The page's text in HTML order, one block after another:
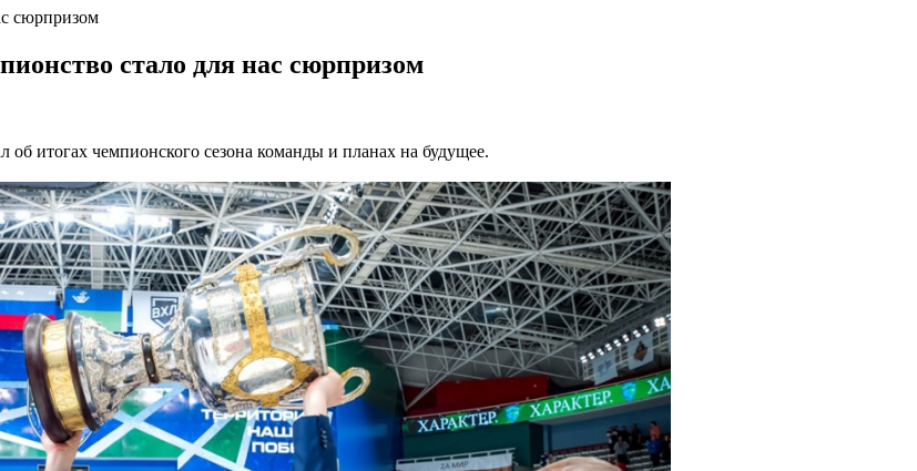
сюрпризом
стало для нас сюрпризом
итогах чемпионского сезона команды и планах на будущее.